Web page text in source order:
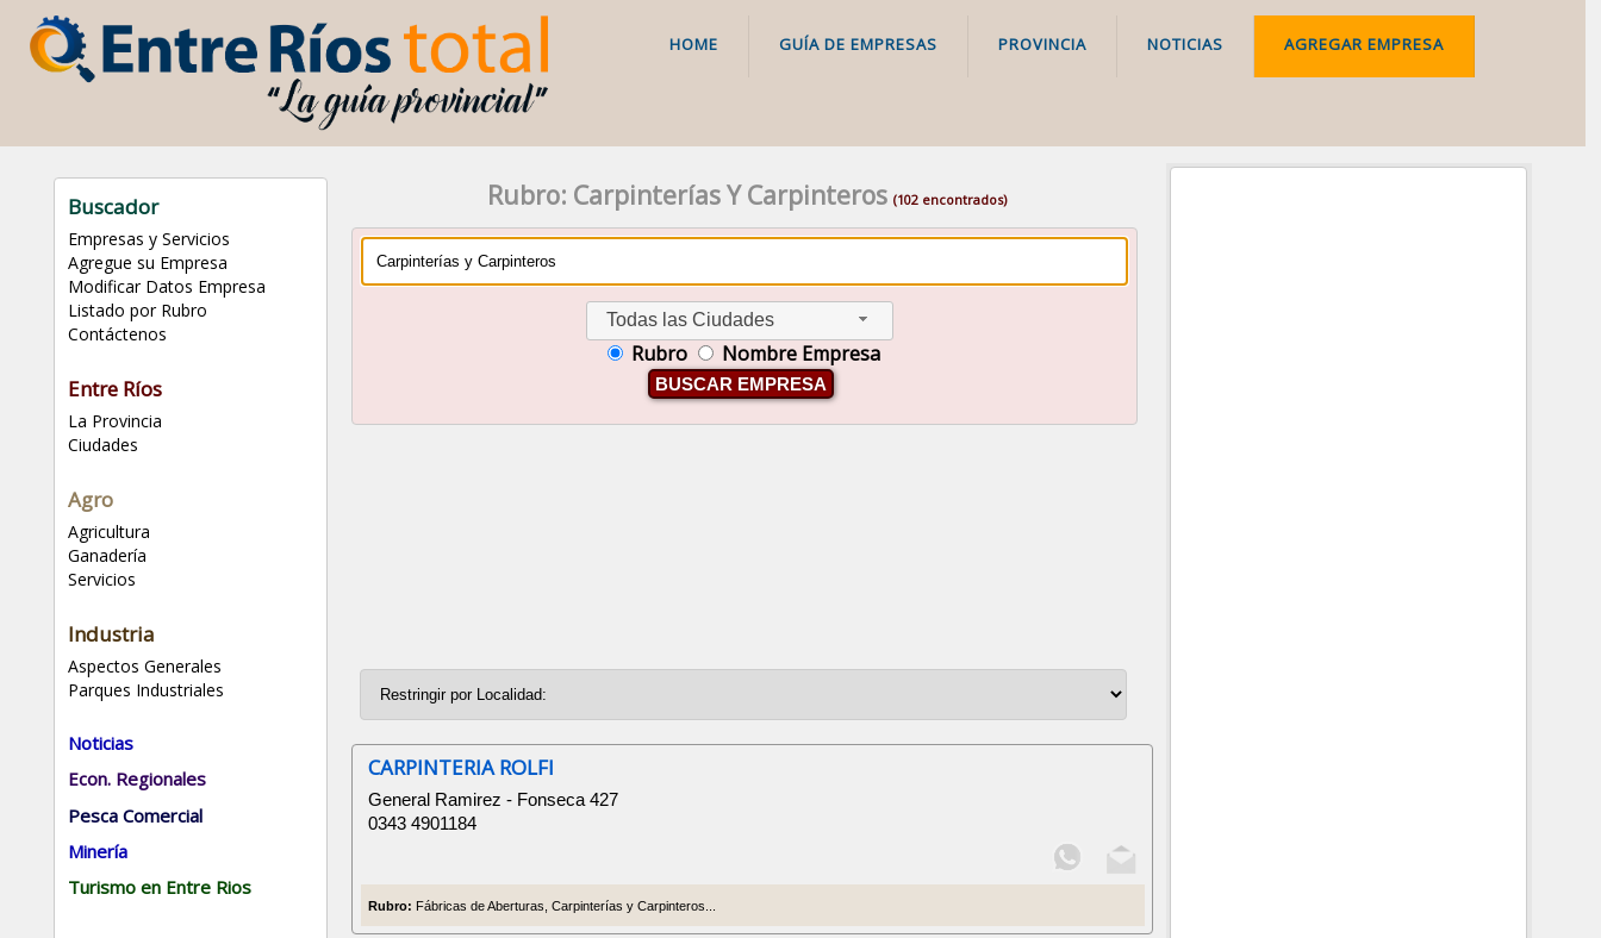
HOME GUÍA DE EMPRESAS PROVINCIA NOTICIAS AGREGAR EMPRESA
Buscador
Empresas y Servicios
Agregue su Empresa
Modificar Datos Empresa
Listado por Rubro
Contáctenos
Entre Ríos
La Provincia
Ciudades
Agro
Agricultura
Ganadería
Servicios
Industria
Aspectos Generales
Parques Industriales
Noticias
Econ. Regionales
Pesca Comercial
Minería
Turismo en Entre Rios
Rubro: Carpinterías Y Carpinteros(102 encontrados)
Todas las Ciudades
Rubro Nombre Empresa
BUSCAR EMPRESA
CARPINTERIA ROLFI
General Ramirez - Fonseca 427
0343 4901184
Rubro: Fábricas de Aberturas, Carpinterías y Carpinteros...